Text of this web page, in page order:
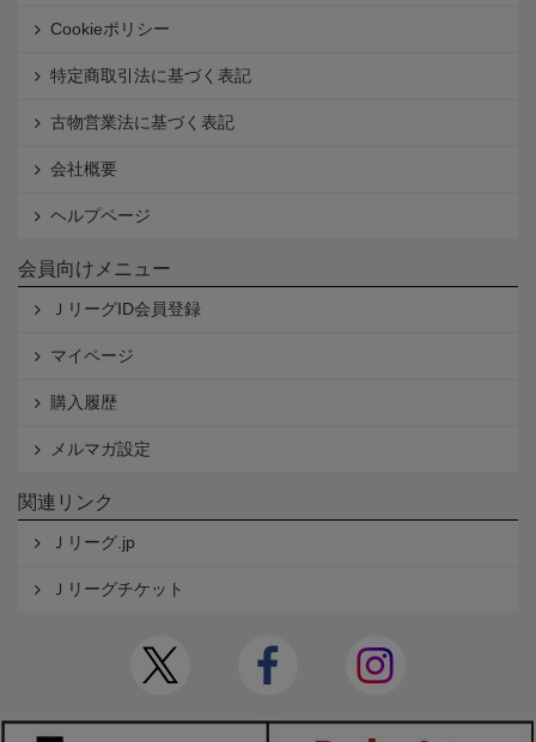
Cookieポリシー
特定商取引法に基づく表記
古物営業法に基づく表記
会社概要
ヘルプページ
会員向けメニュー
ＪリーグID会員登録
マイページ
購入履歴
メルマガ設定
関連リンク
Ｊリーグ.jp
Ｊリーグチケット